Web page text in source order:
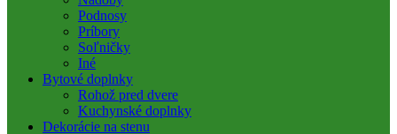
Podnosy
Príbory
Soľničky
Iné
Bytové doplnky
Rohož pred dvere
Kuchynské doplnky
Dekorácie na stenu